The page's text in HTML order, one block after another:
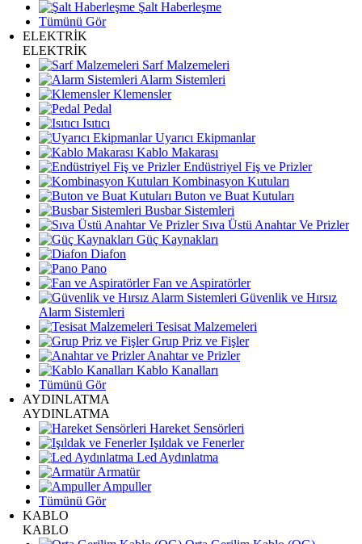
Şalt Haberleşme
Tümünü Gör
ELEKTRİK
ELEKTRİK
Sarf Malzemeleri
Alarm Sistemleri
Klemensler
Pedal
Isıtıcı
Uyarıcı Ekipmanlar
Kablo Makarası
Endüstriyel Fiş ve Prizler
Kombinasyon Kutuları
Buton ve Buat Kutuları
Busbar Sistemleri
Sıva Üstü Anahtar Ve Prizler
Güç Kaynakları
Diafon
Pano
Fan ve Aspiratörler
Güvenlik ve Hırsız
Alarm Sistemleri
Tesisat Malzemeleri
Grup Priz ve Fişler
Anahtar ve Prizler
Kablo Kanalları
Tümünü Gör
AYDINLATMA
AYDINLATMA
Hareket Sensörleri
Işıldak ve Fenerler
Led Aydınlatma
Armatür
Ampuller
Tümünü Gör
KABLO
KABLO